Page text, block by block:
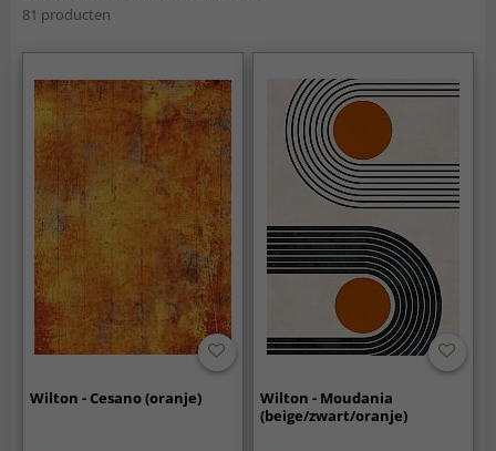
81 producten
Wilton - Cesano (oranje)
Wilton - Moudania
(beige/zwart/oranje)